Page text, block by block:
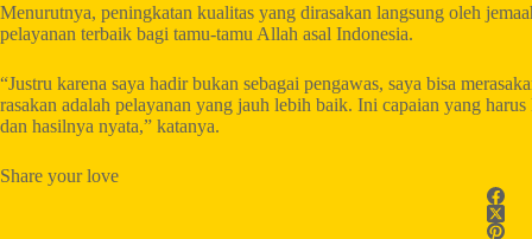
Menurutnya, peningkatan kualitas yang dirasakan langsung oleh
pelayanan terbaik bagi tamu-tamu Allah asal Indonesia.
“Justru karena saya hadir bukan sebagai pengawas, saya bisa
rasakan adalah pelayanan yang jauh lebih baik. Ini capaian yang
dan hasilnya nyata,” katanya.
Share your love